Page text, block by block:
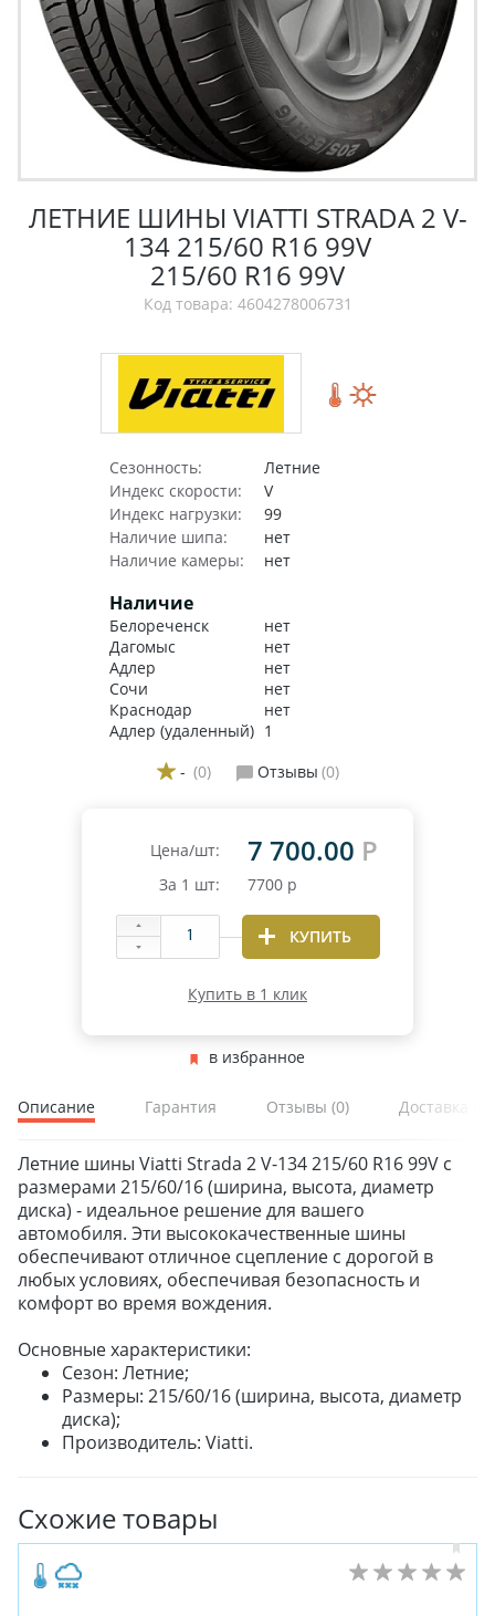
ЛЕТНИЕ ШИНЫ VIATTI STRADA 2 V-
134 215/60 R16 99V
215/60 R16 99V
Код товара: 4604278006731
Сезонность:
Летние
Индекс скорости:
V
Индекс нагрузки:
99
Наличие шипа:
нет
Наличие камеры:
нет
Наличие
Белореченск
нет
Дагомыс
нет
Адлер
нет
Сочи
нет
Краснодар
нет
Адлер (удаленный) 1
- (0) Отзывы (0)
Цена/шт: 7 700.00 Р
За 1 шт: 7700 р
КУПИТЬ
Купить в 1 клик
в избранное
Описание Гарантия Отзывы (0) Доставка и
Летние шины Viatti Strada 2 V-134 215/60 R16 99V с
размерами 215/60/16 (ширина, высота, диаметр
диска) - идеальное решение для вашего
автомобиля. Эти высококачественные шины
обеспечивают отличное сцепление с дорогой в
любых условиях, обеспечивая безопасность и
комфорт во время вождения.
Основные характеристики:
Сезон: Летние;
Размеры: 215/60/16 (ширина, высота, диаметр
диска);
Производитель: Viatti.
Схожие товары